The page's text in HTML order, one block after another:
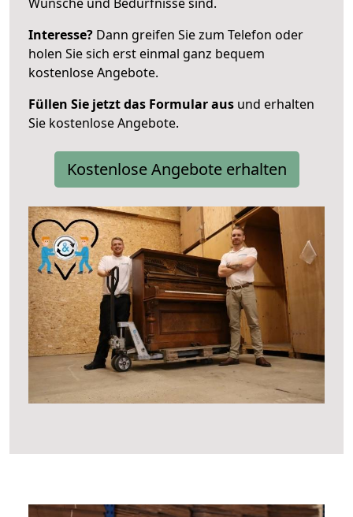
Interesse? Dann greifen Sie zum Telefon oder
holen Sie sich erst einmal ganz bequem
kostenlose Angebote.
Füllen Sie jetzt das Formular aus und erhalten
Sie kostenlose Angebote.
Kostenlose Angebote erhalten